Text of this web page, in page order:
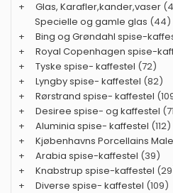
+
Glas, Karafler,kander,vaser
Specielle og gamle glas (44)
+
Bing og Grøndahl spise-
+
Royal Copenhagen spise-
+
Tyske spise- kaffestel (72)
+
Lyngby spise- kaffestel (82)
+
Rørstrand spise- kaffestel
+
Desiree spise- og kaffestel
+
Aluminia spise- kaffestel (112)
+
Kjøbenhavns Porcellains
+
Arabia spise-kaffestel (39)
+
Knabstrup spise-kaffestel
+
Diverse spise- kaffestel (109)